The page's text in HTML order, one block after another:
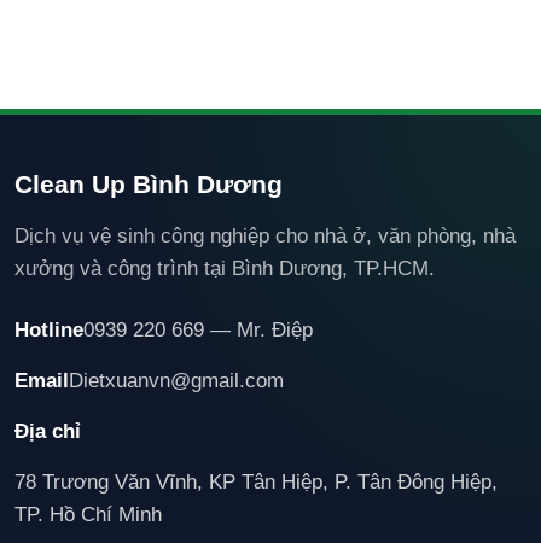
Clean Up Bình Dương
Dịch vụ vệ sinh công nghiệp cho nhà ở, văn phòng, nhà
xưởng và công trình tại Bình Dương, TP.HCM.
Hotline0939 220 669 — Mr. Điệp
Email Dietxuanvn@gmail.com
Địa chỉ
78 Trương Văn Vĩnh, KP Tân Hiệp, P. Tân Đông Hiệp,
TP. Hồ Chí Minh